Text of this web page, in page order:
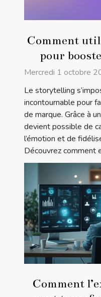
Comment
pour
Mercredi 1 octobre
Le storytelling
incontournable pour
de marque. Grâce à
devient possible de
l’émotion et de
Découvrez comment
Comment